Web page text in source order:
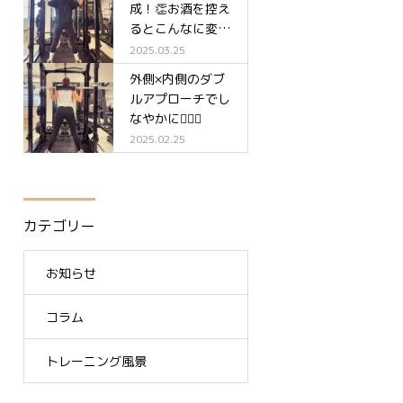
成！👏お酒を控え
るとこんなに変わ
る✨
2025.03.25
外側×内側のダブ
ルアプローチでし
なやかに🧘‍♀️✨
2025.02.25
カテゴリー
お知らせ
コラム
トレーニング風景